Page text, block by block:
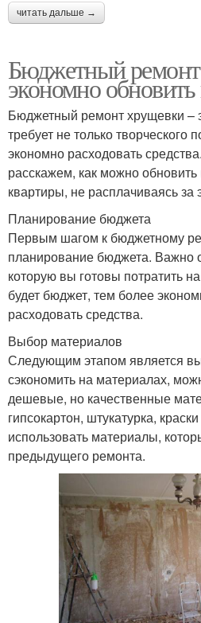
читать дальше →
Бюджетный
экономно
Бюджетный ремонт хрущевки –
требует не только творческого
экономно расходовать
расскажем, как можно обновить
квартиры, не расплачиваясь за
Планирование бюджета
Первым шагом к бюджетному
планирование бюджета. Важно
которую вы готовы потратить
будет бюджет, тем более
расходовать средства.
Выбор материалов
Следующим этапом является
сэкономить на материалах,
дешевые, но качественные
гипсокартон, штукатурка,
использовать материалы,
предыдущего ремонта.